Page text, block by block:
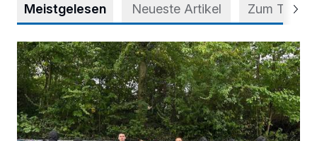
Meistgelesen Neueste Artikel Zum Thema
Aus Grau wird Haltung